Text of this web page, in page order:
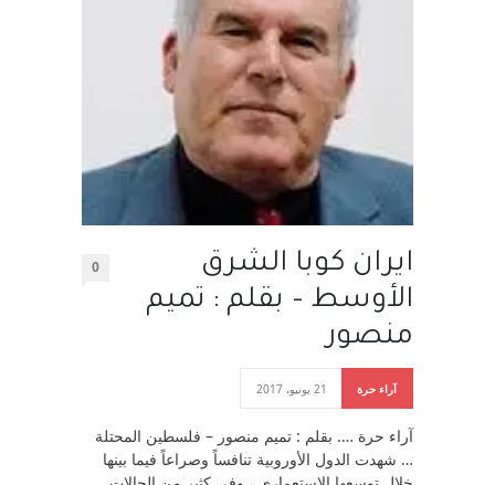
ايران كوبا الشرق
الأوسط – بقلم : تميم
منصور
0
آراء حرة 21 يونيو، 2017
آراء حرة …. بقلم : تميم منصور – فلسطين المحتلة
… شهدت الدول الأوروبية تنافساً وصراعاً فيما بينها